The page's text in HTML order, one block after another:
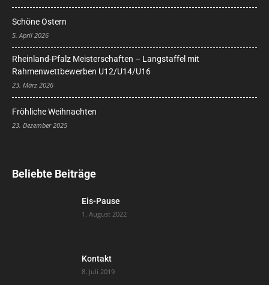
Schöne Ostern
5. April 2026
Rheinland-Pfalz Meisterschaften – Langstaffel mit
Rahmenwettbewerben U12/U14/U16
23. März 2026
Fröhliche Weihnachten
23. Dezember 2025
Beliebte Beiträge
Eis-Pause
1. August 2022
Kontakt
8. Juli 2019